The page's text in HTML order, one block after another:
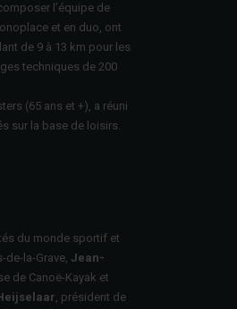
l’équipe de
et en duo, ont
de 9 à 13 km pour les
techniques de 200
(65 ans et +), a réuni
sur la base de loisirs.
du monde sportif et
de-la-Grave, Jean-
de Canoë-Kayak et
, président de